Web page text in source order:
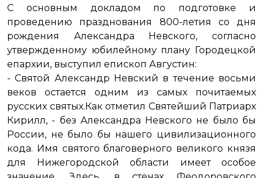
С основным докладом по подготовке и
проведению празднования 800-летия со дня
рождения Александра Невского, согласно
утвержденному юбилейному плану Городецкой
епархии, выступил епископ Августин:
- Святой Александр Невский в течение восьми
веков остается одним из самых почитаемых
русских святых.Как отметил Святейший Патриарх
Кирилл, - без Александра Невского не было бы
России, не было бы нашего цивилизационного
кода. Имя святого благоверного великого князя
для Нижегородской области имеет особое